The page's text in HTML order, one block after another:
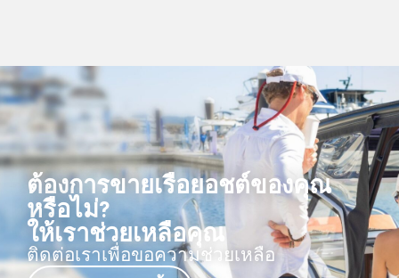
ต้องการขายเรือยอชต์ของคุณ
หรือไม่?
ให้เราช่วยเหลือคุณ
ติดต่อเราเพื่อขอความช่วยเหลือ